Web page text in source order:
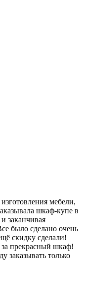
мебели,
шкаф-купе в
заканчивая
было сделано очень
скидку сделали!
за прекрасный шкаф!
заказывать только